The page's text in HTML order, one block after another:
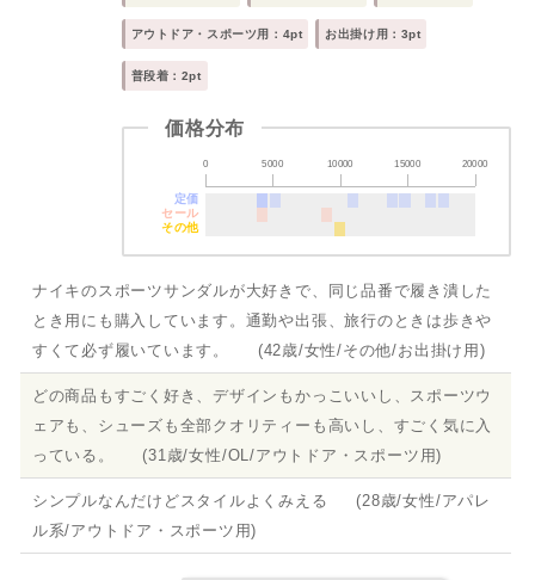
アウトドア・スポーツ用：4pt お出掛け用：3pt
普段着：2pt
価格分布
0 5000 10000 15000 20000
定価
セール
その他
ナイキのスポーツサンダルが大好きで、同じ品番で履き潰した
とき用にも購入しています。通勤や出張、旅行のときは歩きや
すくて必ず履いています。 (42歳/女性/その他/お出掛け用)
どの商品もすごく好き、デザインもかっこいいし、スポーツウ
ェアも、シューズも全部クオリティーも高いし、すごく気に入
っている。 (31歳/女性/OL/アウトドア・スポーツ用)
シンプルなんだけどスタイルよくみえる (28歳/女性/アパレ
ル系/アウトドア・スポーツ用)